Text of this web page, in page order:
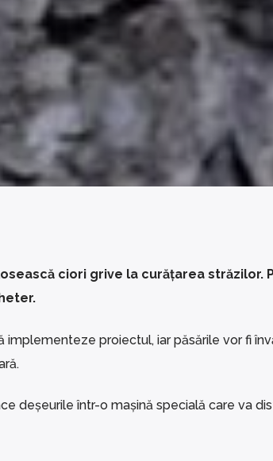
ciori grive la curățarea străzilor.
implementeze proiectul, iar păsările vor fi
deșeurile într-o mașină specială care va